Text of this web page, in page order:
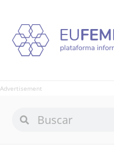
Advertisement